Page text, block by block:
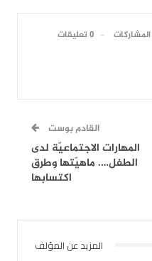
0 تعليقات
القادم بوست
المهارات الاجتماعيّة لدى
الطفل…. ماهيّتها وطرق
اكتسابها
المزيد عن المؤلف